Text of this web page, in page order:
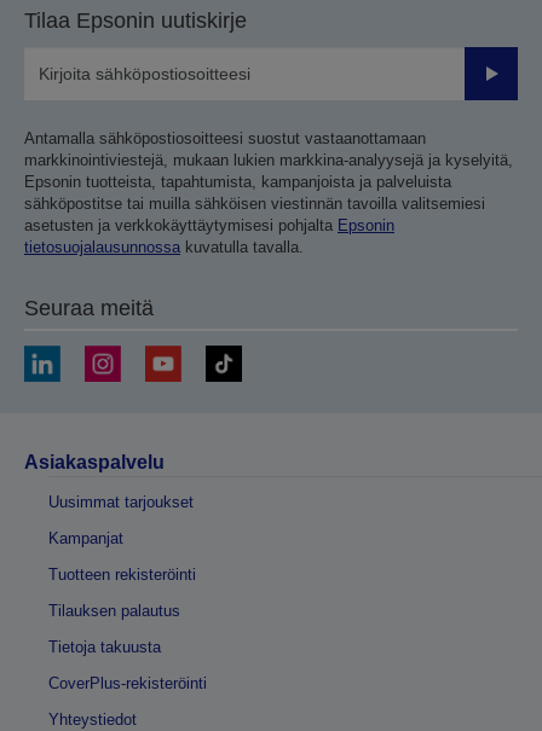
Tilaa Epsonin uutiskirje
Lähetä
Antamalla sähköpostiosoitteesi suostut vastaanottamaan
markkinointiviestejä, mukaan lukien markkina-analyysejä ja kyselyitä,
Epsonin tuotteista, tapahtumista, kampanjoista ja palveluista
sähköpostitse tai muilla sähköisen viestinnän tavoilla valitsemiesi
asetusten ja verkkokäyttäytymisesi pohjalta Epsonin
tietosuojalausunnossa kuvatulla tavalla.
Seuraa meitä
Asiakaspalvelu
Uusimmat tarjoukset
Kampanjat
Tuotteen rekisteröinti
Tilauksen palautus
Tietoja takuusta
CoverPlus-rekisteröinti
Yhteystiedot